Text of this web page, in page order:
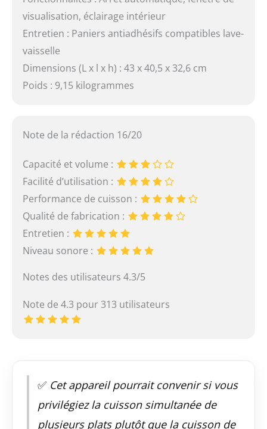
visualisation, éclairage intérieur
Entretien : Paniers antiadhésifs compatibles lave-
vaisselle
Dimensions (L x l x h) : 43 x 40,5 x 32,6 cm
Poids : 9,15 kilogrammes
Note de la rédaction 16/20
Capacité et volume :
Facilité d’utilisation :
Performance de cuisson :
Qualité de fabrication :
Entretien :
Niveau sonore :
Notes des utilisateurs 4.3/5
Note de 4.3 pour 313 utilisateurs
✅ Cet appareil pourrait convenir si vous
privilégiez la cuisson simultanée de
plusieurs plats plutôt que la cuisson de